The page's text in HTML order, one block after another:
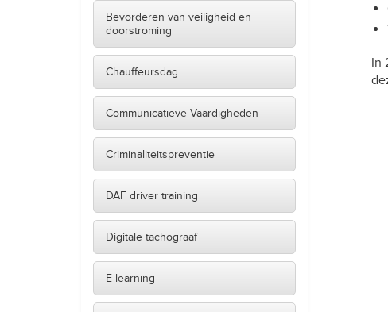
In
Bevorderen van veiligheid en
doorstroming
Chauffeursdag
Communicatieve Vaardigheden
Criminaliteitspreventie
DAF driver training
Digitale tachograaf
E-learning